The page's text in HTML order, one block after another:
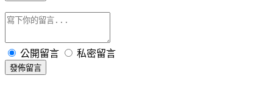
公開留言 私密留言
發佈留言